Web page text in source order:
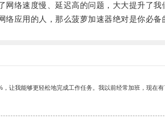
络速度慢、延迟高的问题，大大提升了我
应用的人，那么菠萝加速器绝对是你必备
让我能够更轻松地完成工作任务。我以前经常加班，现在